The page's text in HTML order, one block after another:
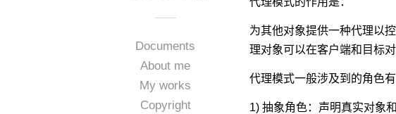
Documents
About me
My works
Copyright
为其他对象提供一种代理以
理对象可以在客户端和目标
代理模式一般涉及到的角色有
1) 抽象角色：声明真实对象